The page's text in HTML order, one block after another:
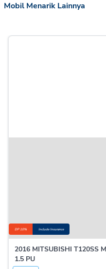
Mobil Menarik Lainnya
DP 10% Include Insurance
2016 MITSUBISHI T120SS
1.5 PU